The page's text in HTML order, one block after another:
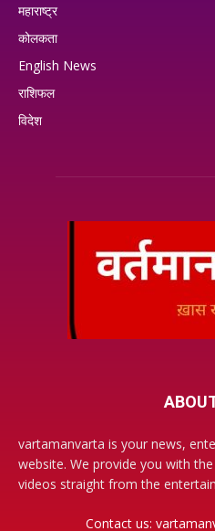
महाराष्ट्र
कोलकता
English News
राशिफल
विदेश
vartamanvarta is your news,
website. We provide you with
videos straight from the
Contact us: